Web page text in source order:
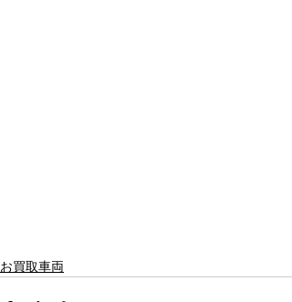
お買取車両